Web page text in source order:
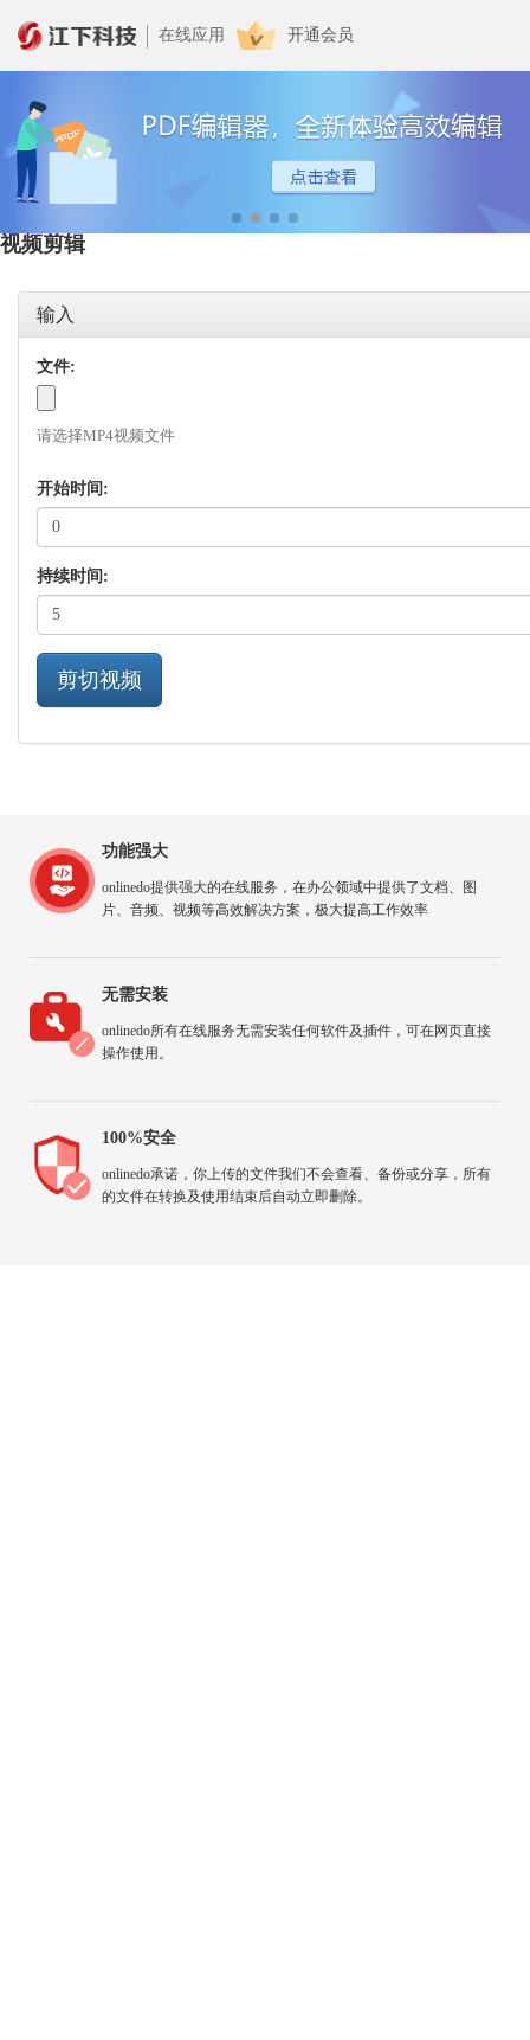
在线应用 开通会员
视频剪辑
输入
文件:
请选择MP4视频文件
开始时间:
持续时间:
剪切视频
功能强大
onlinedo提供强大的在线服务，在办公领域中提供了文档、图
片、音频、视频等高效解决方案，极大提高工作效率
无需安装
onlinedo所有在线服务无需安装任何软件及插件，可在网页直接
操作使用。
100%安全
onlinedo承诺，你上传的文件我们不会查看、备份或分享，所有
的文件在转换及使用结束后自动立即删除。